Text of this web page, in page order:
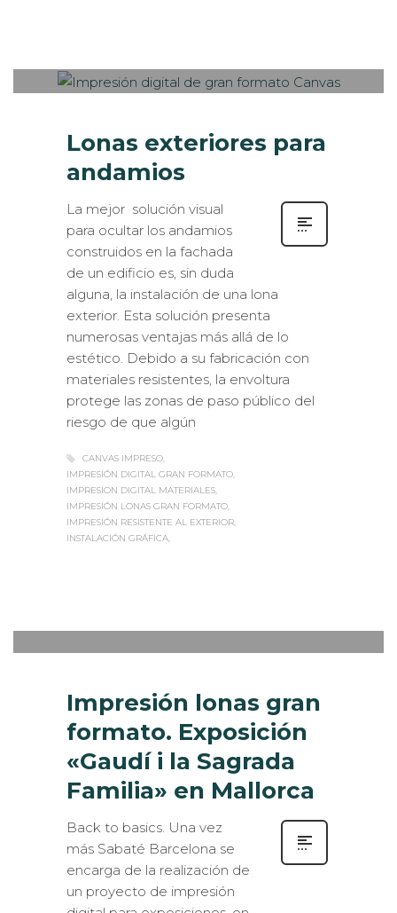
Lonas exteriores para
andamios
La mejor solución visual
para ocultar los andamios
construidos en la fachada
de un edificio es, sin duda
alguna, la instalación de una lona
exterior. Esta solución presenta
numerosas ventajas más allá de lo
estético. Debido a su fabricación con
materiales resistentes, la envoltura
protege las zonas de paso público del
riesgo de que algún
CANVAS IMPRESO
IMPRESIÓN DIGITAL GRAN FORMATO
IMPRESION DIGITAL MATERIALES
IMPRESIÓN LONAS GRAN FORMATO
IMPRESIÓN RESISTENTE AL EXTERIOR
INSTALACIÓN GRÁFICA
Impresión lonas gran
formato. Exposición
«Gaudí i la Sagrada
Familia» en Mallorca
Back to basics. Una vez
más Sabaté Barcelona se
encarga de la realización de
un proyecto de impresión